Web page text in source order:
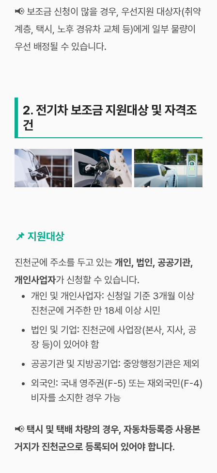
📢 보조금 신청이 많을 경우, 우선지원 대상자(취약
계층, 택시, 노후 경유차 교체 등)에게 일부 물량이
우선 배정될 수 있습니다.
2. 전기차 보조금 지원대상 및 자격조
건
📌 지원대상
진천군에 주소를 두고 있는 개인, 법인, 공공기관,
개인사업자가 신청할 수 있습니다.
개인 및 개인사업자: 신청일 기준 3개월 이상
진천군에 거주한 만 18세 이상 시민
법인 및 기업: 진천군에 사업장(본사, 지사, 공
장 등)이 있어야 함
공공기관 및 지방공기업: 중앙행정기관은 제외
외국인: 국내 영주권(F-5) 또는 재외국민(F-4)
비자를 소지한 경우 가능
📢 택시 및 택배 차량의 경우, 자동차등록증 사용본
거지가 진천군으로 등록되어 있어야 합니다.